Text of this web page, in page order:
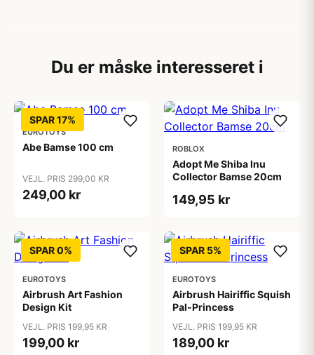
Du er måske interesseret i
SPAR 17%
EUROTOYS
Abe Bamse 100 cm
VEJL. PRIS 299,00 KR
249,00 kr
ROBLOX
Adopt Me Shiba Inu
Collector Bamse 20cm
149,95 kr
SPAR 0%
EUROTOYS
Airbrush Art Fashion
Design Kit
VEJL. PRIS 199,95 KR
199,00 kr
SPAR 5%
EUROTOYS
Airbrush Hairiffic Squish
Pal-Princess
VEJL. PRIS 199,95 KR
189,00 kr